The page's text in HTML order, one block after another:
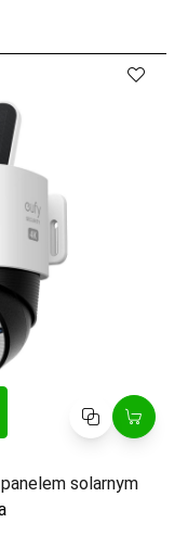
Porównaj
Porównaj
solarnym